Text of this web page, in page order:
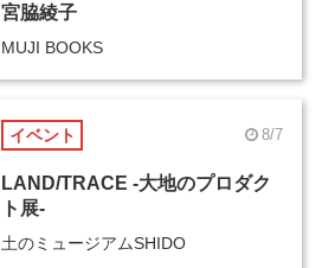
宮脇綾子
MUJI BOOKS
イベント 8/7
LAND/TRACE -大地のプロダク
ト展-
土のミュージアムSHIDO